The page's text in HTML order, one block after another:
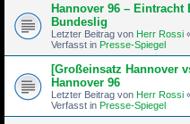
Hannover 96 –
Bundeslig
Letzter Beitrag von Herr Rossi
Verfasst in Presse-Spiegel
[Großeinsatz Hannover
Hannover 96
Letzter Beitrag von Herr Rossi
Verfasst in Presse-Spiegel